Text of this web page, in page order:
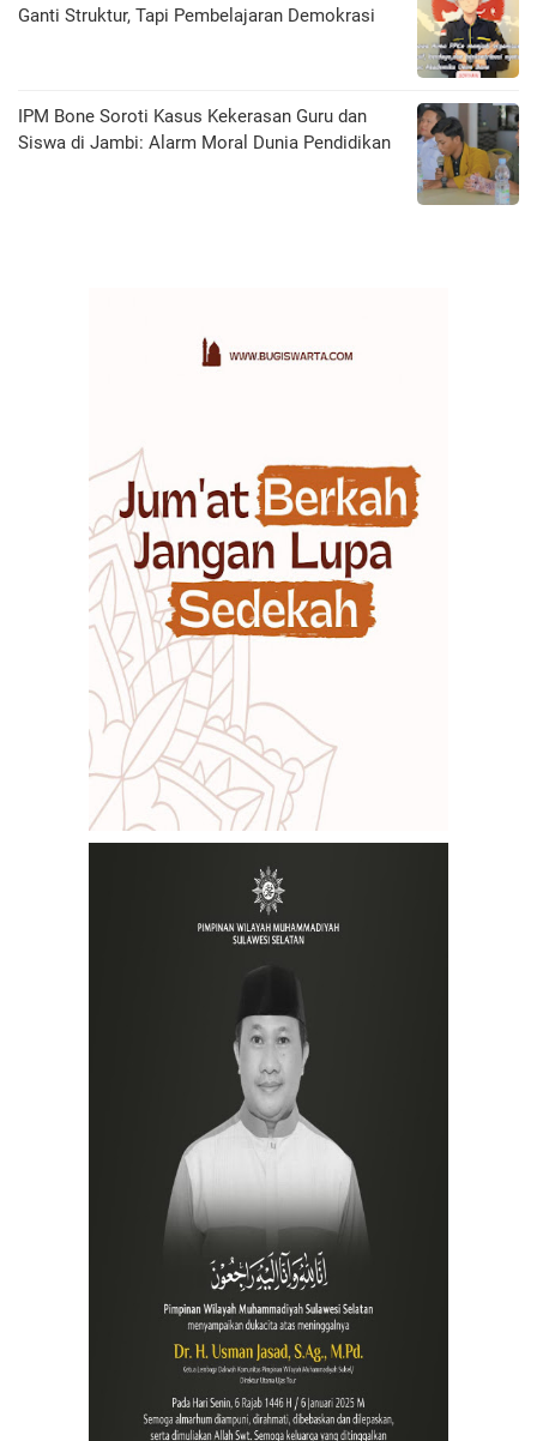
Ganti Struktur, Tapi Pembelajaran Demokrasi
IPM Bone Soroti Kasus Kekerasan Guru dan
Siswa di Jambi: Alarm Moral Dunia Pendidikan